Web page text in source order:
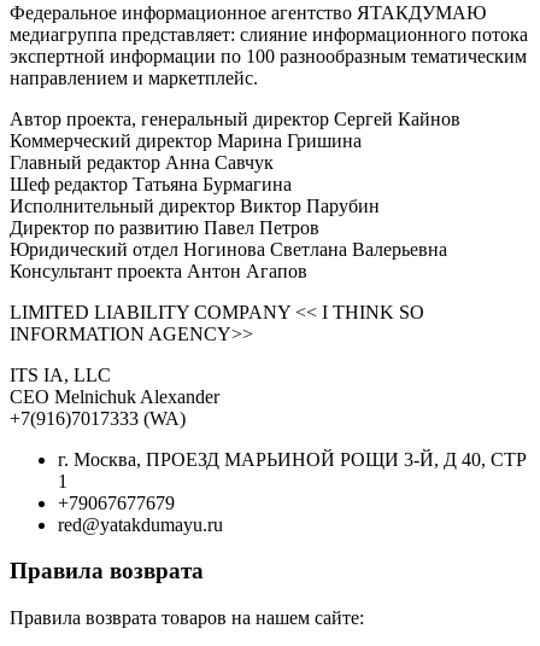
Федеральное информационное агентство ЯТАКДУМАЮ
медиагруппа представляет: слияние информационного потока
экспертной информации по 100 разнообразным тематическим
направлением и маркетплейс.
Автор проекта, генеральный директор Сергей Кайнов
Коммерческий директор Марина Гришина
Главный редактор Анна Савчук
Шеф редактор Татьяна Бурмагина
Исполнительный директор Виктор Парубин
Директор по развитию Павел Петров
Юридический отдел Ногинова Светлана Валерьевна
Консультант проекта Антон Агапов
LIMITED LIABILITY COMPANY << I THINK SO
INFORMATION AGENCY>>
ITS IA, LLC
CEO Melnichuk Alexander
+7(916)7017333 (WA)
г. Москва, ПРОЕЗД МАРЬИНОЙ РОЩИ 3-Й, Д 40, СТР
1
+79067677679
red@yatakdumayu.ru
Правила возврата
Правила возврата товаров на нашем сайте: